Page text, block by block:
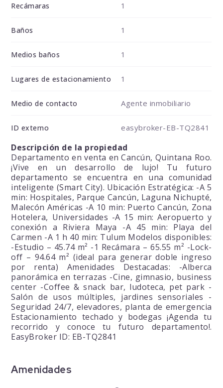
Recámaras 1
Baños 1
Medios baños 1
Lugares de estacionamiento 1
Medio de contacto Agente inmobiliario
ID externo easybroker-EB-TQ2841
Descripción de la propiedad
Departamento en venta en Cancún, Quintana Roo.
¡Vive en un desarrollo de lujo! Tu futuro
departamento se encuentra en una comunidad
inteligente (Smart City). Ubicación Estratégica: -A 5
min: Hospitales, Parque Cancún, Laguna Nichupté,
Malecón Américas -A 10 min: Puerto Cancún, Zona
Hotelera, Universidades -A 15 min: Aeropuerto y
conexión a Riviera Maya -A 45 min: Playa del
Carmen -A 1 h 40 min: Tulum Modelos disponibles:
-Estudio – 45.74 m² -1 Recámara – 65.55 m² -Lock-
off – 94.64 m² (ideal para generar doble ingreso
por renta) Amenidades Destacadas: -Alberca
panorámica en terrazas -Cine, gimnasio, business
center -Coffee & snack bar, ludoteca, pet park -
Salón de usos múltiples, jardines sensoriales -
Seguridad 24/7, elevadores, planta de emergencia
Estacionamiento techado y bodegas ¡Agenda tu
recorrido y conoce tu futuro departamento!.
EasyBroker ID: EB-TQ2841
Amenidades